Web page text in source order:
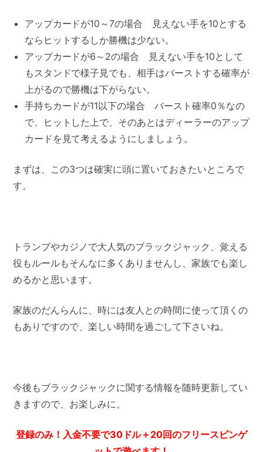
アップカードが10～7の場合 見えない手を10とする
ならヒットするしか勝機は少ない。
アップカードが6～2の場合 見えない手を10として
もスタンドで様子見でも、相手はバーストする確率が
上がるので勝機は下がらない。
手持ちカードが11以下の場合 バースト確率0％なの
で、ヒットした上で、そのあとはディーラーのアップ
カードを見て考えるようにしましょう。
まずは、この3つは確実に頭に置いておきたいところで
す。
トランプやカジノで大人気のブラックジャック、覚える
役もルールもそんなに多くありませんし、家族でも楽し
めるかと思います。
家族のだんらんに、時には友人との時間に使って頂くの
もありですので、楽しい時間を過ごして下さいね。
今後もブラックジャックに関する情報を随時更新してい
きますので、お楽しみに。
登録のみ！入金不要で30ドル＋20回のフリースピンゲ